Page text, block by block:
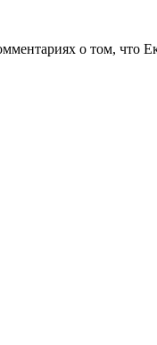
о том, что